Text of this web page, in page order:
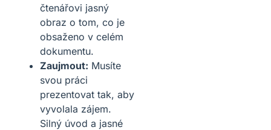
čtenářovi jasný
obraz o tom, co je
obsaženo v celém
dokumentu.
Zaujmout: Musíte
svou práci
prezentovat tak, aby
vyvolala zájem.
Silný úvod a jasné